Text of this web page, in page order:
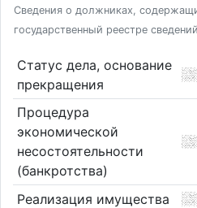
Сведения о должниках,
государственный реестре
Статус дела, основание
прекращения
Процедура
экономической
несостоятельности
(банкротства)
Реализация имущества